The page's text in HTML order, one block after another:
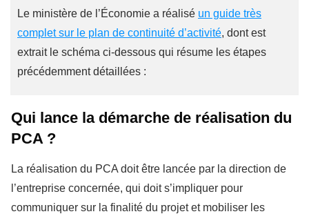
Le ministère de l’Économie a réalisé un guide très
complet sur le plan de continuité d’activité, dont est
extrait le schéma ci-dessous qui résume les étapes
précédemment détaillées :
Qui lance la démarche de réalisation du
PCA ?
La réalisation du PCA doit être lancée par la direction de
l’entreprise concernée, qui doit s’impliquer pour
communiquer sur la finalité du projet et mobiliser les